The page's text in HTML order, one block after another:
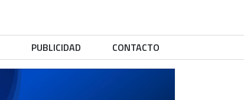
PUBLICIDAD CONTACTO